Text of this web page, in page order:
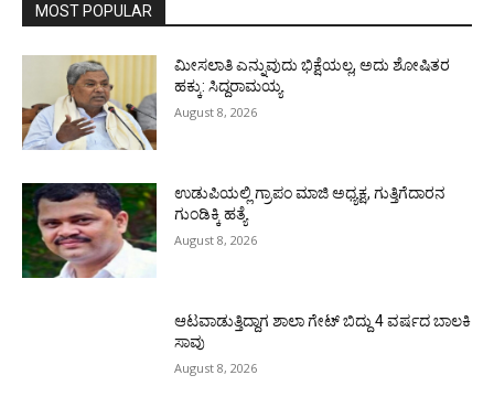
MOST POPULAR
ಮೀಸಲಾತಿ ಎನ್ನುವುದು ಭಿಕ್ಷೆಯಲ್ಲ, ಅದು ಶೋಷಿತರ
ಹಕ್ಕು: ಸಿದ್ದರಾಮಯ್ಯ
August 8, 2026
ಉಡುಪಿಯಲ್ಲಿ ಗ್ರಾಪಂ ಮಾಜಿ ಅಧ್ಯಕ್ಷ, ಗುತ್ತಿಗೆದಾರನ
ಗುಂಡಿಕ್ಕಿ ಹತ್ಯೆ
August 8, 2026
ಆಟವಾಡುತ್ತಿದ್ದಾಗ ಶಾಲಾ ಗೇಟ್‌ ಬಿದ್ದು 4 ವರ್ಷದ ಬಾಲಕಿ
ಸಾವು
August 8, 2026